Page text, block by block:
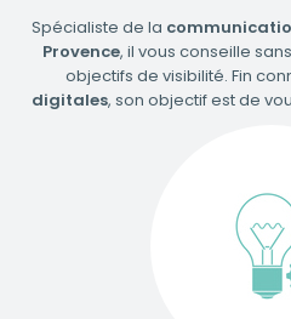
Spécialiste de la
Provence, il vous conseille
objectifs de visibilité. Fin
digitales, son objectif est de